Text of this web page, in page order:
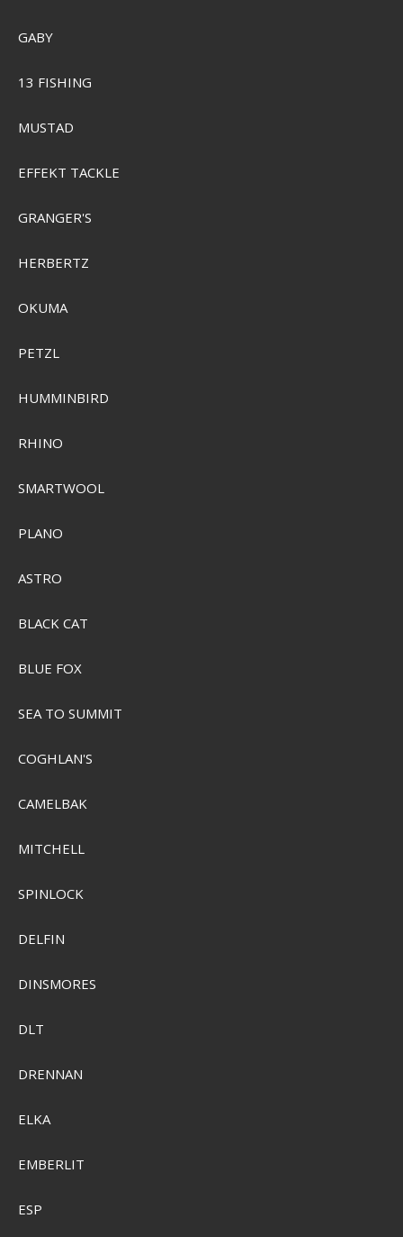
Grundéns Men's Zip Front Boundary Stockingfoot Wader
GABY
13 FISHING
MUSTAD
EFFEKT TACKLE
GRANGER'S
HERBERTZ
OKUMA
PETZL
HUMMINBIRD
RHINO
SMARTWOOL
PLANO
ASTRO
BLACK CAT
BLUE FOX
SEA TO SUMMIT
COGHLAN'S
CAMELBAK
MITCHELL
SPINLOCK
DELFIN
DINSMORES
DLT
DRENNAN
ELKA
EMBERLIT
ESP